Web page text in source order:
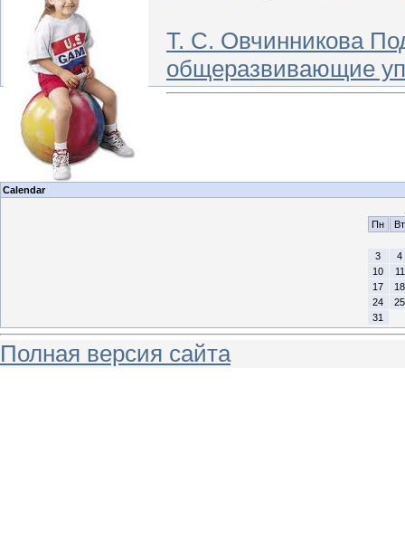
Т. С. Овчинникова
общеразвивающие
Calendar
Пн
Вт
3
4
10
11
17
18
24
25
31
Полная версия сайта